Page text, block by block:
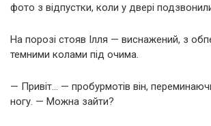
фото з відпустки, коли у двері
На порозі стояв Ілля — виснажений, з
темними колами під очима.
— Привіт… — пробурмотів він,
ногу. — Можна зайти?